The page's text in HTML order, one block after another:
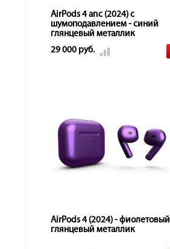
AirPods 4 anc (2024) с
шумоподавлением - синий
глянцевый металлик
29 000 руб.
AirPods 4 (2024) - фиолетовый
глянцевый металлик